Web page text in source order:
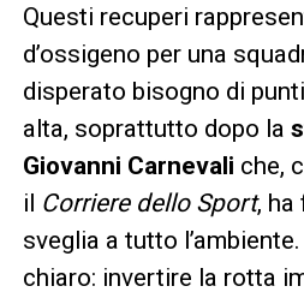
Questi recuperi
d’ossigeno per una
disperato bisogno di
alta, soprattutto dopo la
Giovanni Carnevali che,
il Corriere dello Sport, ha
sveglia a tutto
chiaro: invertire la rotta